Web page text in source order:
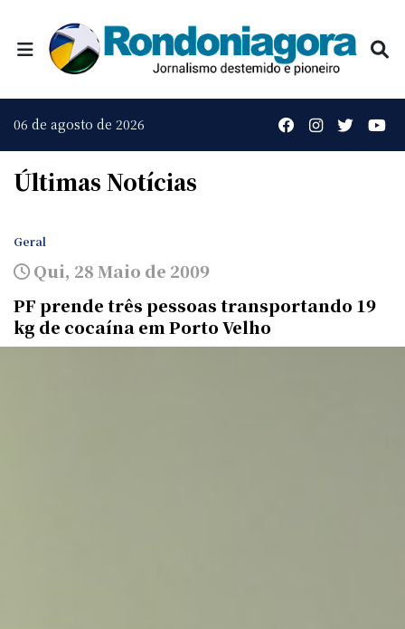
06 de agosto de 2026
Últimas Notícias
Geral
Qui, 28 Maio de 2009
PF prende três pessoas transportando 19
kg de cocaína em Porto Velho